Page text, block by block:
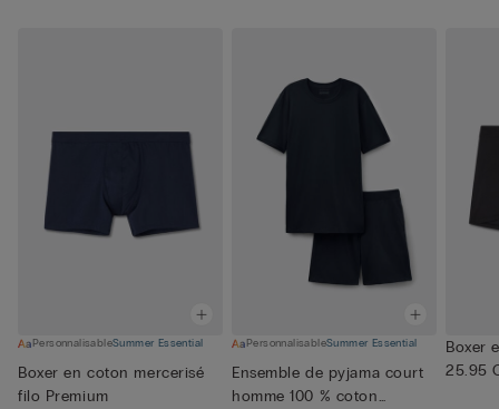
PersonnalisableSummer Essential
Boxer en coton mercerisé
filo Premium
PersonnalisableSummer Essential
Ensemble de pyjama court
homme 100 % coton
Boxer
25.95